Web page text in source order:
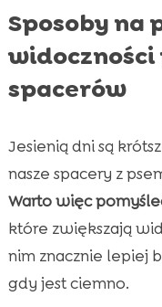
Sposoby na
widoczności
spacerów
Jesienią dni są
nasze spacery z
Warto więc
które zwiększają
nim znacznie lepiej
gdy jest ciemno.